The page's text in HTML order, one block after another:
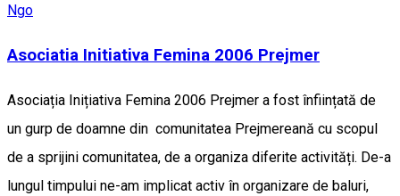
Ngo
Asociatia Initiativa Femina 2006 Prejmer
Asociația Inițiativa Femina 2006 Prejmer a fost înființată de
un gurp de doamne din comunitatea Prejmereană cu scopul
de a sprijini comunitatea, de a organiza diferite activități. De-a
lungul timpului ne-am implicat activ în organizare de baluri,